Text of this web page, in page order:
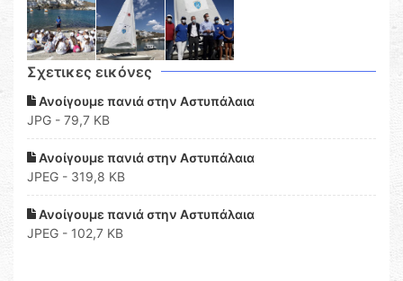
Σχετικες εικόνες
Ανοίγουμε πανιά στην Αστυπάλαια
JPG - 79,7 KB
Ανοίγουμε πανιά στην Αστυπάλαια
JPEG - 319,8 KB
Ανοίγουμε πανιά στην Αστυπάλαια
JPEG - 102,7 KB